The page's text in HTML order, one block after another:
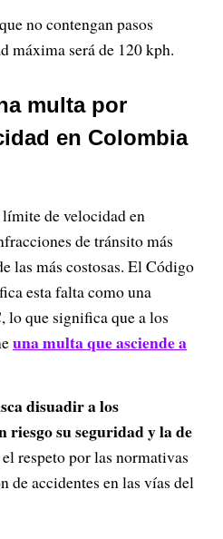
no contengan pasos
máxima será de 120 kph.
multa por
en Colombia
de velocidad en
de tránsito más
las más costosas. El Código
esta falta como una
lo que significa que a los
una multa que asciende a
disuadir a los
riesgo su seguridad y la de
respeto por las normativas
de accidentes en las vías del